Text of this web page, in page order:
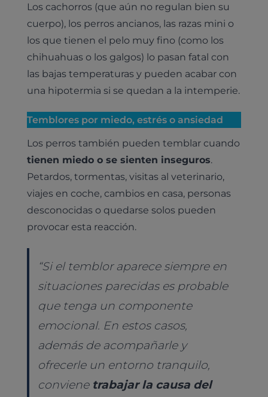
Los cachorros (que aún no regulan bien su
cuerpo), los perros ancianos, las razas mini o
los que tienen el pelo muy fino (como los
chihuahuas o los galgos) lo pasan fatal con
las bajas temperaturas y pueden acabar con
una hipotermia si se quedan a la intemperie.
Temblores por miedo, estrés o ansiedad
Los perros también pueden temblar cuando
tienen miedo o se sienten inseguros.
Petardos, tormentas, visitas al veterinario,
viajes en coche, cambios en casa, personas
desconocidas o quedarse solos pueden
provocar esta reacción.
“Si el temblor aparece siempre en
situaciones parecidas es probable
que tenga un componente
emocional. En estos casos,
además de acompañarle y
ofrecerle un entorno tranquilo,
convienetrabajar la causa del